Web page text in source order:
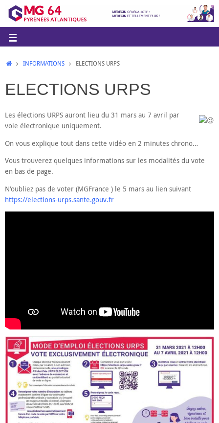
INFORMATIONS ELECTIONS URPS
ELECTIONS URPS
Les élections URPS auront lieu du 31 mars au 7 avril par
voie électronique uniquement.
On vous explique tout dans cette vidéo en 2 minutes chrono…
Vous trouverez quelques informations sur les modalités du vote
en bas de page.
N’oubliez pas de voter (MGFrance ) le 5 mars au lien suivant
https://elections-urps.sante.gouv.fr